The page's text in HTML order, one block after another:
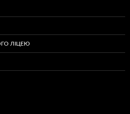
ЛІЦЕЮ